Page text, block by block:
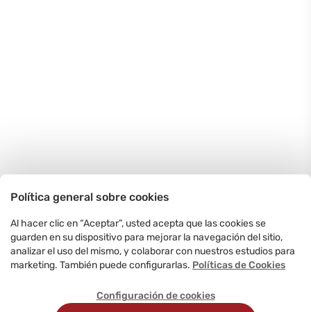
Política general sobre cookies
Al hacer clic en “Aceptar”, usted acepta que las cookies se
guarden en su dispositivo para mejorar la navegación del sitio,
analizar el uso del mismo, y colaborar con nuestros estudios para
marketing. También puede configurarlas. Políticas de Cookies
Configuración de cookies